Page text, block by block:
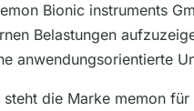
Bionic instruments
Belastungen
anwendungsorientierte
steht die Marke memon